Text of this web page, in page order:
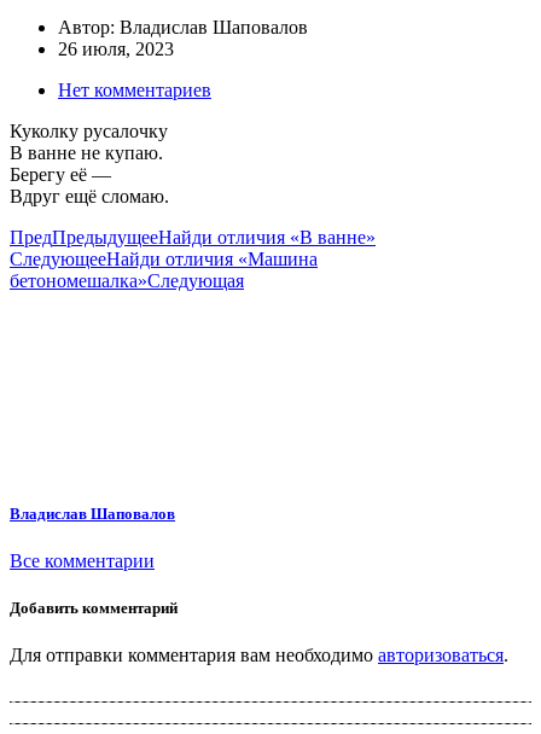
Автор: Владислав Шаповалов
26 июля, 2023
Нет комментариев
Куколку русалочку
В ванне не купаю.
Берегу её —
Вдруг ещё сломаю.
ПредПредыдущееНайди отличия «В ванне»
СледующееНайди отличия «Машина
бетономешалка»Следующая
Владислав Шаповалов
Все комментарии
Добавить комментарий
Для отправки комментария вам необходимо авторизоваться.